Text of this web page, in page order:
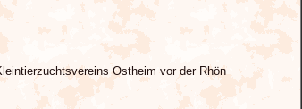
Ostheim vor der Rhön